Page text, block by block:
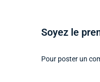
Soyez le
Pour poster un